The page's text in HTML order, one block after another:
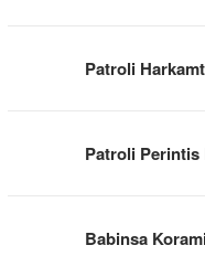
Patroli
Patroli
Babinsa